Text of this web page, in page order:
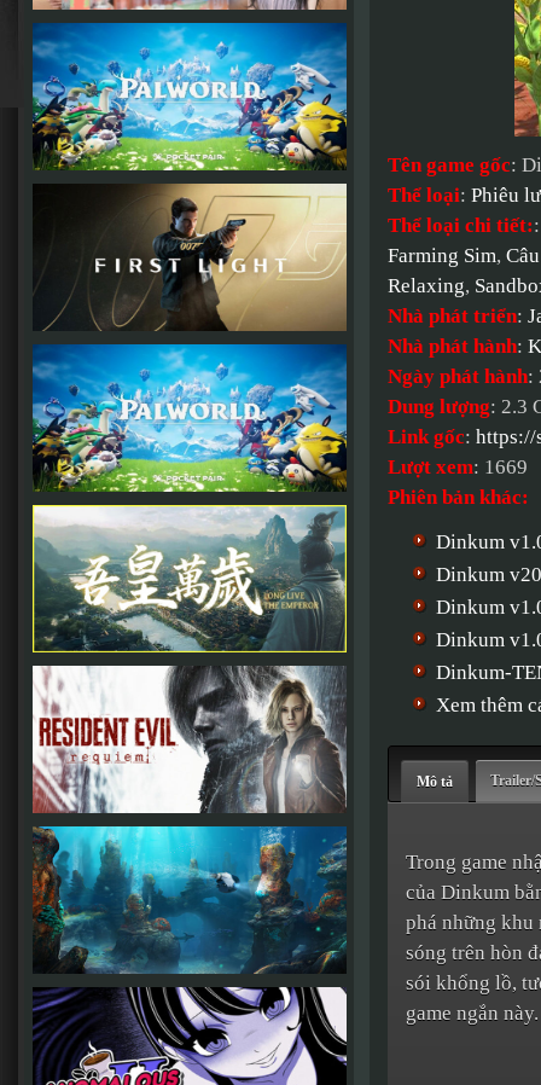
Tên game gốc:
Thể loại: Phiêu
Thể loại chi tiết:
Farming Sim,
Relaxing,
Nhà phát triển:
Nhà phát hành:
Ngày phát hành:
Dung lượng: 2.3
Link gốc: https://
Lượt xem: 1669
Phiên bản khác:
Dinkum
Dinkum
Dinkum
Dinkum
Dinkum-
Xem thêm
Mô tả Trailer/
Trong game
của Dinkum
phá những khu
sóng trên hòn
sói khổng lồ,
game ngắn này.